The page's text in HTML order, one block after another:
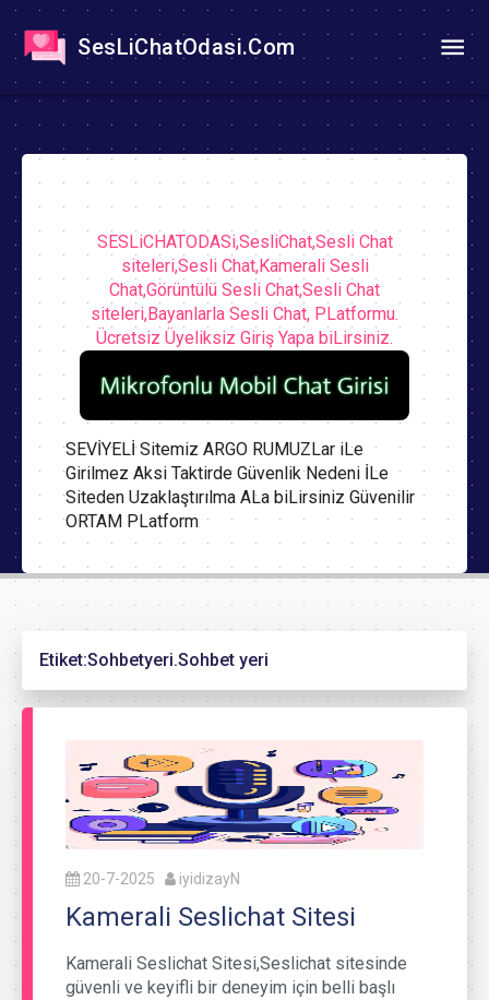
SesLiChatOdasi.Com
SESLiCHATODASi,SesliChat,Sesli Chat
siteleri,Sesli Chat,Kamerali Sesli
Chat,Görüntülü Sesli Chat,Sesli Chat
siteleri,Bayanlarla Sesli Chat, PLatformu.
Ücretsiz Üyeliksiz Giriş Yapa biLirsiniz.
SEVİYELİ Sitemiz ARGO RUMUZLar iLe
Girilmez Aksi Taktirde Güvenlik Nedeni İLe
Siteden Uzaklaştırılma ALa biLirsiniz Güvenilir
ORTAM PLatform
Etiket:Sohbetyeri.Sohbet yeri
20-7-2025 iyidizayN
Kamerali Seslichat Sitesi
Kamerali Seslichat Sitesi,Seslichat sitesinde
güvenli ve keyifli bir deneyim için belli başlı